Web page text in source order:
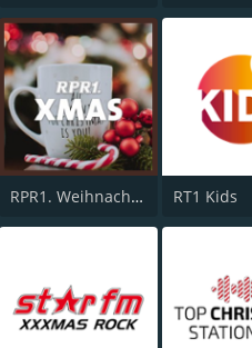
RPR1. Weihnachtslieder RT1 Kids